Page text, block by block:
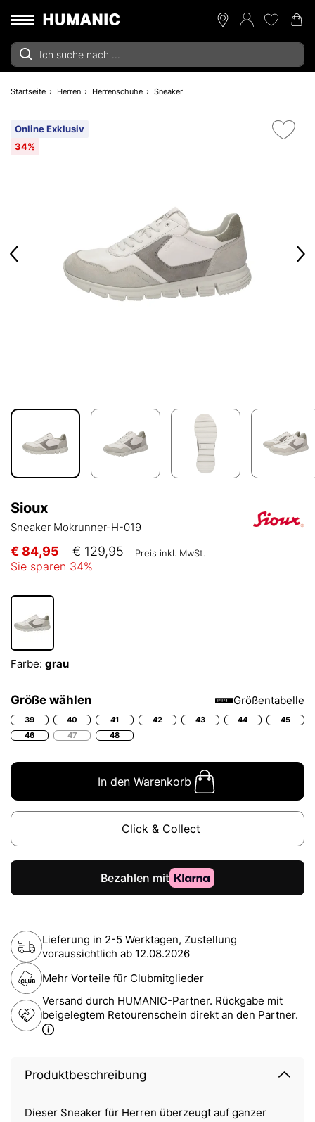
Startseite Herren Herrenschuhe Sneaker
Online Exklusiv
34%
Sioux
Sneaker Mokrunner-H-019
€ 84,95 € 129,95 Preis inkl. MwSt.
Sie sparen 34%
Farbe: grau
Größe wählen Größentabelle
39 40 41 42 43 44
45
46
47 48
In den Warenkorb
Click & Collect
Lieferung in 2-5 Werktagen, Zustellung
voraussichtlich ab 12.08.2026
Mehr Vorteile für Clubmitglieder
Versand durch HUMANIC-Partner. Rückgabe mit
beigelegtem Retourenschein direkt an den Partner.
Produktbeschreibung
Dieser Sneaker für Herren überzeugt auf ganzer